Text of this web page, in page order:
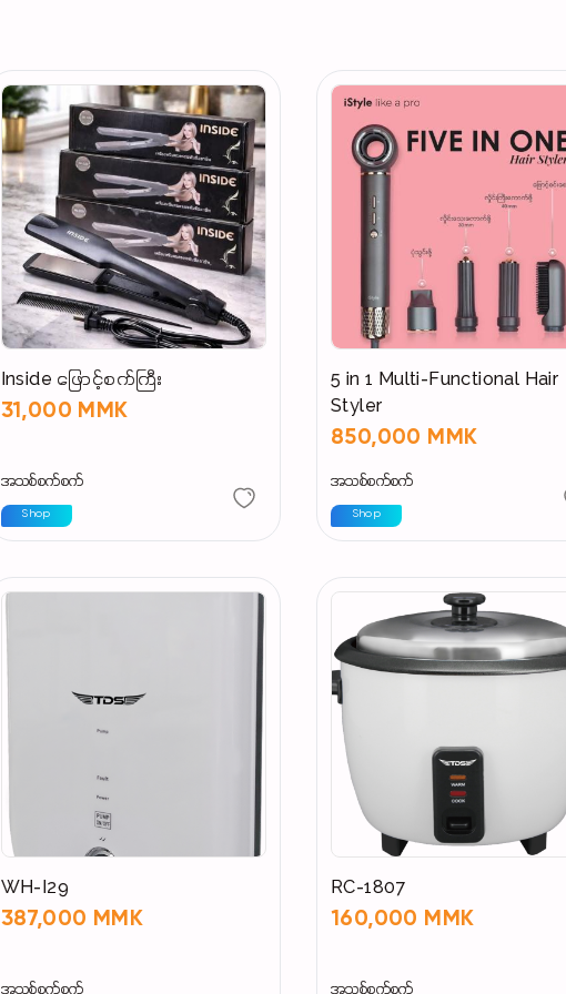
Warranty 3 Years (First Year Sparepart & Service
Service Charges Free)
Inside ဖြောင့်စက်ကြီး
31,000 MMK
အသစ်စက်စက်
Shop
5 in 1 Multi-Functional Hair
Styler
850,000 MMK
အသစ်စက်စက်
Shop
WH-I29
387,000 MMK
အသစ်စက်စက်
RC-1807
160,000 MMK
အသစ်စက်စက်